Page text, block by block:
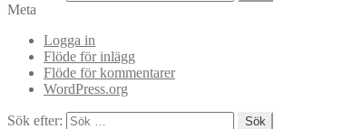
Meta
Logga in
Flöde för inlägg
Flöde för kommentarer
WordPress.org
Sök efter: